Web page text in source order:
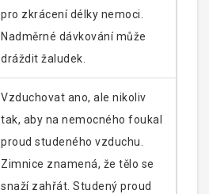
pro zkrácení délky nemoci.
Nadměrné dávkování může
dráždit žaludek.
Vzduchovat ano, ale nikoliv
tak, aby na nemocného foukal
proud studeného vzduchu.
Zimnice znamená, že tělo se
snaží zahřát. Studený proud